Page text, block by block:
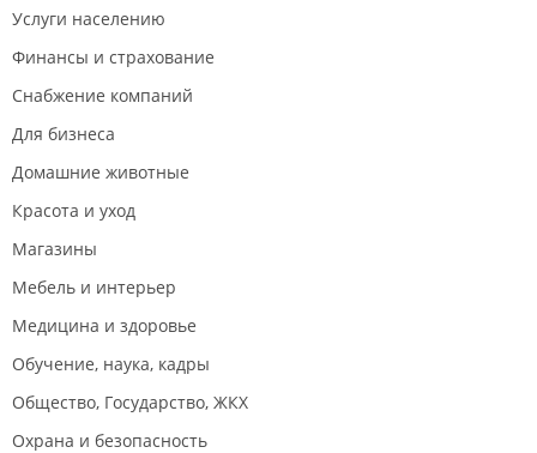
Услуги населению
Финансы и страхование
Снабжение компаний
Для бизнеса
Домашние животные
Красота и уход
Магазины
Мебель и интерьер
Медицина и здоровье
Обучение, наука, кадры
Общество, Государство, ЖКХ
Охрана и безопасность